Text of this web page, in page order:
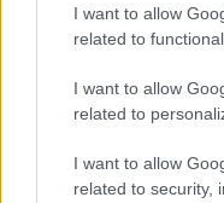
I want to allow
related to
I want to allow
related to
I want to allow
related to security,
ECONOMIA